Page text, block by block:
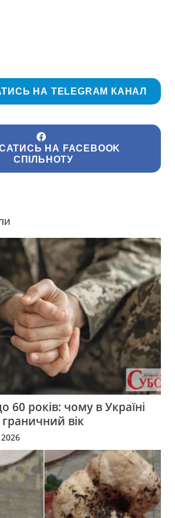
НА TELEGRAM КАНАЛ
НА FACEBOOK
СПІЛЬНОТУ
60 років: чому в Україні
вік